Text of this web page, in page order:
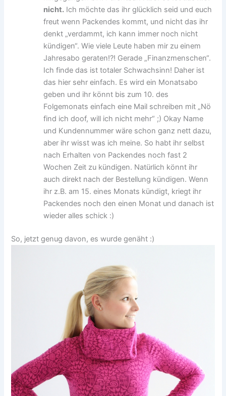
nicht. Ich möchte das ihr glücklich seid und euch
freut wenn Packendes kommt, und nicht das ihr
denkt „verdammt, ich kann immer noch nicht
kündigen“. Wie viele Leute haben mir zu einem
Jahresabo geraten!?! Gerade „Finanzmenschen“.
Ich finde das ist totaler Schwachsinn! Daher ist
das hier sehr einfach. Es wird ein Monatsabo
geben und ihr könnt bis zum 10. des
Folgemonats einfach eine Mail schreiben mit „Nö
find ich doof, will ich nicht mehr“ ;) Okay Name
und Kundennummer wäre schon ganz nett dazu,
aber ihr wisst was ich meine. So habt ihr selbst
nach Erhalten von Packendes noch fast 2
Wochen Zeit zu kündigen. Natürlich könnt ihr
auch direkt nach der Bestellung kündigen. Wenn
ihr z.B. am 15. eines Monats kündigt, kriegt ihr
Packendes noch den einen Monat und danach ist
wieder alles schick :)
So, jetzt genug davon, es wurde genäht :)